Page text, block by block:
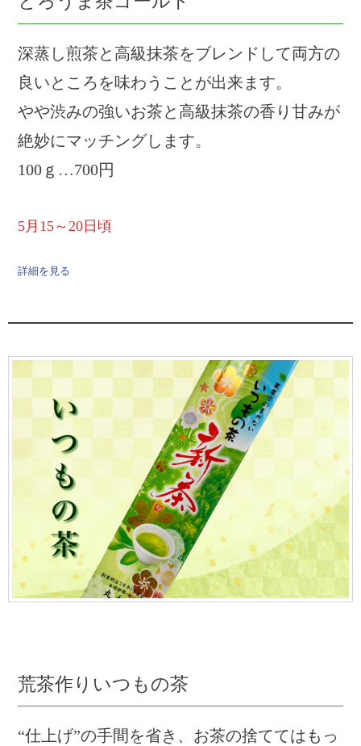
深蒸し煎茶と高級抹茶をブレンドして両方の
良いところを味わうことが出来ます。
やや渋みの強いお茶と高級抹茶の香り甘みが
絶妙にマッチングします。
100ｇ…700円
5月15～20日頃
詳細を見る
荒茶作りいつもの茶
“仕上げ”の手間を省き、お茶の捨ててはもっ